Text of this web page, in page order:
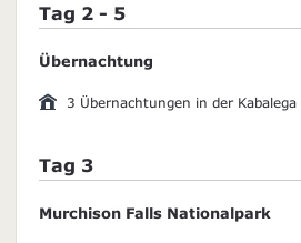
Tag 2 - 5
Übernachtung
3 Übernachtungen in der Kabalega
Tag 3
Murchison Falls Nationalpark